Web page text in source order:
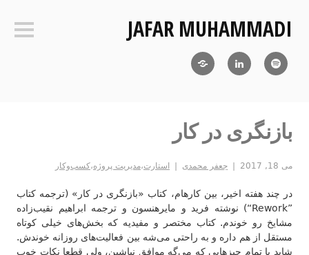
محتواJAFAR MUHAMMADI
بازنگری در کار
می 18, 2017 جعفر محمدی استارت،مدیریت پروژه،کسب‌وکار
در چند هفته اخیر، بین کارهام، کتاب «بازنگری در کار» (ترجمه کتاب
‪“Rework”‬) نوشته فرید و مایرهنسون و ترجمه ابراهیم نقیب‌زاده
مشایخ رو خوندم. کتاب مختصر و مفیدیه که بخش‌های خیلی کوتاه
مستقل از هم داره و به راحتی می‌شه بین فعالیت‌های روزانه خوندش.
شاید با تمام چیزهایی که می‌گه موافق نباشین، ولی قطعا نکات خوب